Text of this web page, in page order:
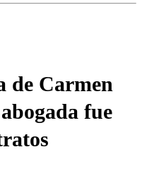
de Carmen
fue